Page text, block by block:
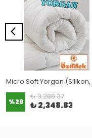
%29
₺ 3,288.37
₺ 2,348.83